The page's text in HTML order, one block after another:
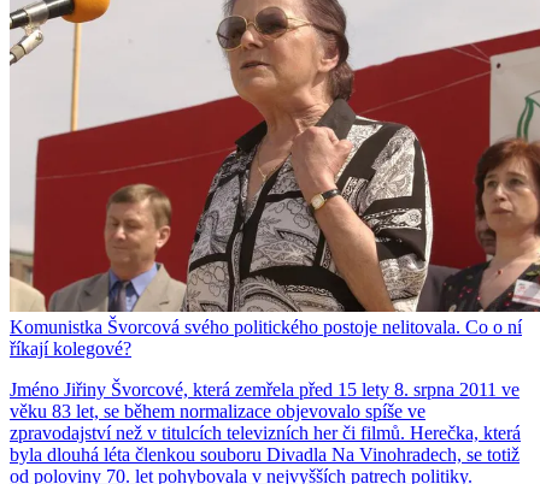
Komunistka Švorcová svého politického postoje nelitovala. Co o ní
říkají kolegové?
Jméno Jiřiny Švorcové, která zemřela před 15 lety 8. srpna 2011 ve
věku 83 let, se během normalizace objevovalo spíše ve
zpravodajství než v titulcích televizních her či filmů. Herečka, která
byla dlouhá léta členkou souboru Divadla Na Vinohradech, se totiž
od poloviny 70. let pohybovala v nejvyšších patrech politiky.